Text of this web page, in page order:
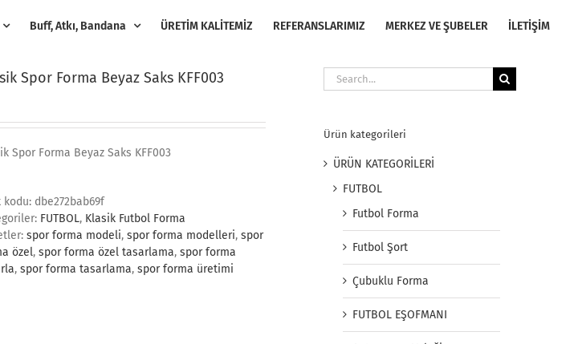
Buff, Atkı, Bandana ÜRETİM KALİTEMİZ REFERANSLARIMIZ MERKEZ VE ŞUBELER İLETİŞİM
Spor Forma Beyaz Saks KFF003
Spor Forma Beyaz Saks KFF003
kodu: dbe272bab69f
FUTBOL, Klasik Futbol Forma
spor forma modeli, spor forma modelleri, spor
özel, spor forma özel tasarlama, spor forma
, spor forma tasarlama, spor forma üretimi
Search
for:
Ürün kategorileri
ÜRÜN KATEGORİLERİ
FUTBOL
Futbol Forma
Futbol Şort
Çubuklu Forma
FUTBOL EŞOFMANI